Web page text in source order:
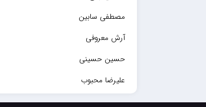
مصطفی سابین
آرش معروفی
حسین حسینی
علیرضا محبوب
حسین حصارکی